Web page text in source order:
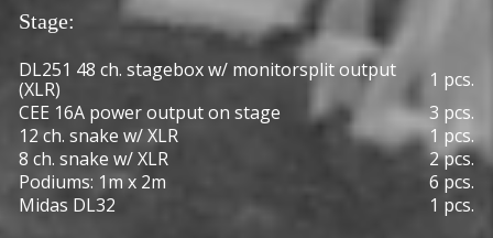
Stage:
DL251 48 ch. stagebox w/ monitorsplit output
(XLR)
1 pcs.
CEE 16A power output on stage
3 pcs.
12 ch. snake w/ XLR
1 pcs.
8 ch. snake w/ XLR
2 pcs.
Podiums: 1m x 2m
6 pcs.
Midas DL32
1 pcs.